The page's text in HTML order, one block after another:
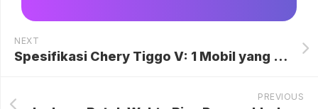
NEXT
Spesifikasi Chery Tiggo V: 1 Mobil yang Punya 3 Konsep Revolusioner untuk Keluarga Modern
PREVIOUS